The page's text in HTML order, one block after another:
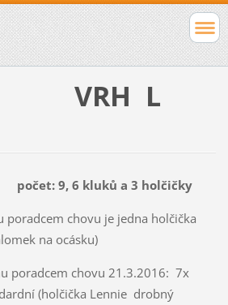
VRH L
9, 6 kluků a 3 holčičky
chovu je jedna holčička
na ocásku)
poradcem chovu 21.3.2016: 7x
(holčička Lennie drobný